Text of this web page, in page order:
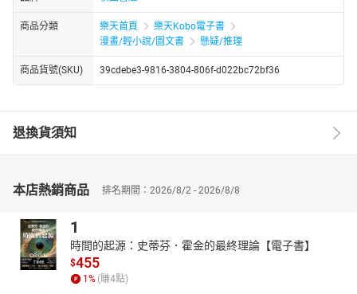
商品分類 樂天首頁
樂天Kobo電子書
漫畫/輕小說/圖文書
懸疑/推理
商品貨號(SKU) 39cdebe3-9816-3804-806f-d022bc72bf36
退換貨須知
本店熱銷商品 排名期間：2026/8/2 - 2026/8/8
1
時間的起源：史蒂芬．霍金的最終理論【電子書】
$455
1% (賺4點)